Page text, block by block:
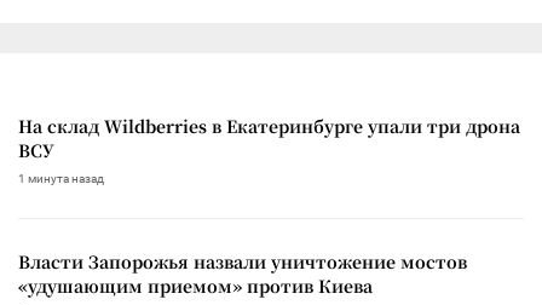
На склад Wildberries в Екатеринбурге упали три дрона
ВСУ
1 минута назад
Власти Запорожья назвали уничтожение мостов
«удушающим приемом» против Киева